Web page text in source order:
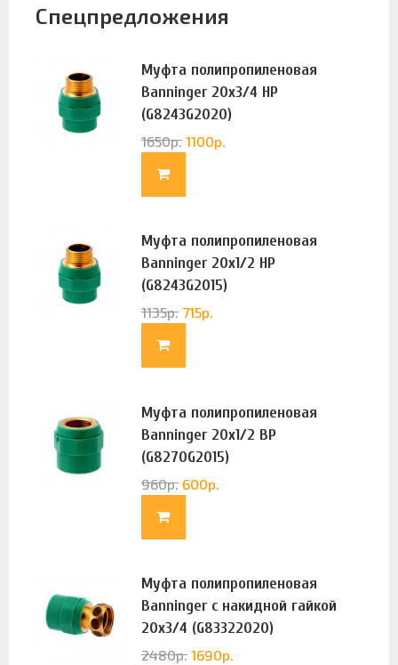
Спецпредложения
Муфта полипропиленовая
Banninger 20х3/4 НР
(G8243G2020)
1650р. 1100р.
Муфта полипропиленовая
Banninger 20х1/2 НР
(G8243G2015)
1135р. 715р.
Муфта полипропиленовая
Banninger 20х1/2 ВР
(G8270G2015)
960р. 600р.
Муфта полипропиленовая
Banninger с накидной гайкой
20х3/4 (G83322020)
2480р. 1690р.